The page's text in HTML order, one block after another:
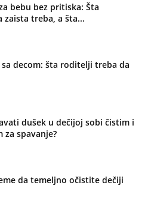
bebu bez pritiska: Šta
zaista treba, a šta...
decom: šta roditelji treba da
dušek u dečijoj sobi čistim i
za spavanje?
da temeljno očistite dečiji